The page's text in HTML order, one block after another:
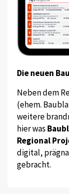
Die neuen
Neben dem
(ehem.
weitere
hier was
Regional
digital,
gebracht.